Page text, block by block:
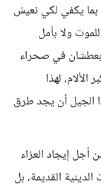
يكفي لكي نعيش
ولا بأمل
بعطشان في صحراء
لهذا
الجيل أن يجد طرق
أجل إيجاد العزاء
القديمة، بل